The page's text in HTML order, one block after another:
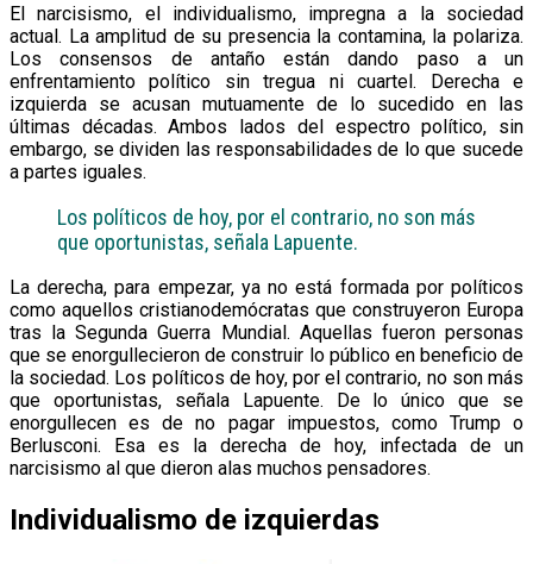
El narcisismo, el individualismo, impregna a la sociedad
actual. La amplitud de su presencia la contamina, la polariza.
Los consensos de antaño están dando paso a un
enfrentamiento político sin tregua ni cuartel. Derecha e
izquierda se acusan mutuamente de lo sucedido en las
últimas décadas. Ambos lados del espectro político, sin
embargo, se dividen las responsabilidades de lo que sucede
a partes iguales.
Los políticos de hoy, por el contrario, no son más
que oportunistas, señala Lapuente.
La derecha, para empezar, ya no está formada por políticos
como aquellos cristianodemócratas que construyeron Europa
tras la Segunda Guerra Mundial. Aquellas fueron personas
que se enorgullecieron de construir lo público en beneficio de
la sociedad. Los políticos de hoy, por el contrario, no son más
que oportunistas, señala Lapuente. De lo único que se
enorgullecen es de no pagar impuestos, como Trump o
Berlusconi. Esa es la derecha de hoy, infectada de un
narcisismo al que dieron alas muchos pensadores.
Individualismo de izquierdas